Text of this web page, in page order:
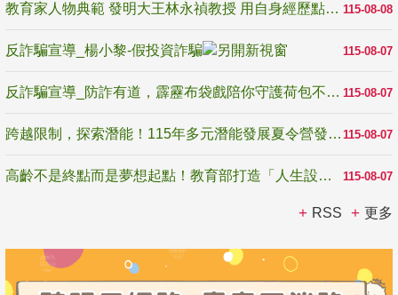
115-08-08
教育家人物典範 發明大王林永禎教授 用自身經歷點亮學生的路
115-08-07
反詐騙宣導_楊小黎-假投資詐騙
115-08-07
反詐騙宣導_防詐有道，霹靂布袋戲陪你守護荷包不受騙
115-08-07
跨越限制，探索潛能！115年多元潛能發展夏令營發掘生命無限可能
115-08-07
高齡不是終點而是夢想起點！教育部打造「人生設計夢工場」 參展第3屆高齡健康產業博覽會
RSS 更多